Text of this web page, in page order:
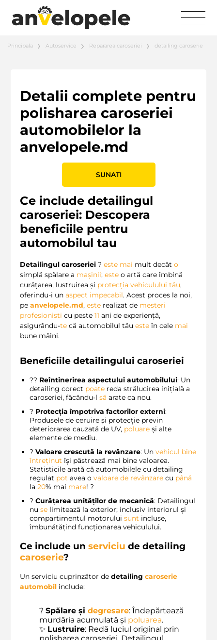
Principala Autoservice Repararea caroseriei detailing caroserie
Detalii complete pentru
polisharea caroseriei
automobilelor la
anvelopele.md
SUNATI
Ce include detailingul
caroseriei: Descopera
beneficiile pentru
automobilul tau
Detailingul caroseriei ? este mai mult decât o
simplă spălare a mașinii; este o artă care îmbină
curățarea, lustruirea și protecția vehiculului tău,
oferindu-i un aspect impecabil. Acest proces la noi,
pe anvelopele.md, este realizat de mesteri
profesionisti cu peste 11 ani de experiență,
asigurându-te că automobilul tău este în cele mai
bune mâini.
Beneficiile detailingului caroseriei
?️‍?️ Reîntinerirea aspectului automobilului: Un
detailing corect poate reda strălucirea inițială a
caroseriei, făcându-l să arate ca nou.
?️ Protecția împotriva factorilor externi:
Produsele de ceruire și protecție previn
deteriorarea cauzată de UV, poluare și alte
elemente de mediu.
? Valoare crescută la revânzare: Un vehicul bine
întreținut își păstrează mai bine valoarea.
Statisticile arată că automobilele cu detailing
regulat pot avea o valoare de revânzare cu până
la 20% mai mare! ?
? Curățarea unităților de mecanică: Detailingul
nu se limitează la exterior; inclusiv interiorul și
compartimentul motorului sunt incluse,
îmbunătățind funcționarea vehiculului.
Ce include un serviciu de detailing
caroserie?
Un serviciu cuprinzător de detailing caroserie
automobil include:
? Spălare și degresare: Îndepărtează
murdăria acumulată și poluarea.
✨ Lustruire: Redă luciul original prin